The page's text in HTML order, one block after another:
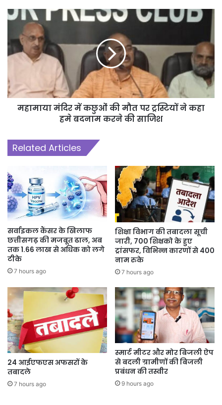
महामाया मंदिर में कछुओं की मौत पर ट्रस्टियों ने कहा
हमे बदनाम करने की साजिश
Related Articles
सर्वाइकल कैंसर के खिलाफ
छत्तीसगढ़ की मजबूत ढाल, अब
तक 1.66 लाख से अधिक को लगे
टीके
7 hours ago
शिक्षा विभाग की तबादला सूची
जारी, 700 शिक्षको के हुए
ट्रांसफर, विभिन्न कारणों से 400
नाम रुके
7 hours ago
24 आईएफएस अफसरों के
तबादले
7 hours ago
स्मार्ट मीटर और मोर बिजली ऐप
से बदली ग्रामीणों की बिजली
प्रबंधन की तस्वीर
9 hours ago